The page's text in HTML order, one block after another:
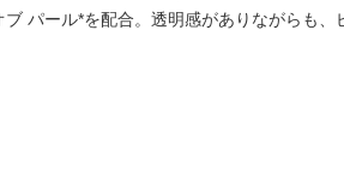
パール*を配合。透明感がありながらも、